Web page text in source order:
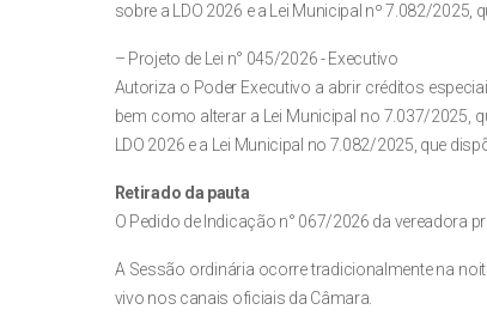
sobre a LDO 2026 e a Lei Municipal nº 7.082/2025,
– Projeto de Lei n° 045/2026 - Executivo
Autoriza o Poder Executivo a abrir créditos
bem como alterar a Lei Municipal no 7.037/2025,
LDO 2026 e a Lei Municipal no 7.082/2025, que
Retirado da pauta
O Pedido de Indicação n° 067/2026 da vereadora
A Sessão ordinária ocorre tradicionalmente na
vivo nos canais oficiais da Câmara.